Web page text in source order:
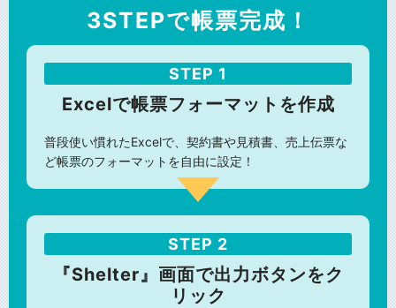
3STEPで帳票完成！
STEP 1
Excelで帳票フォーマットを作成
普段使い慣れたExcelで、契約書や見積書、売上伝票な
ど帳票のフォーマットを自由に設定！
STEP 2
『Shelter』画面で出力ボタンをク
リック